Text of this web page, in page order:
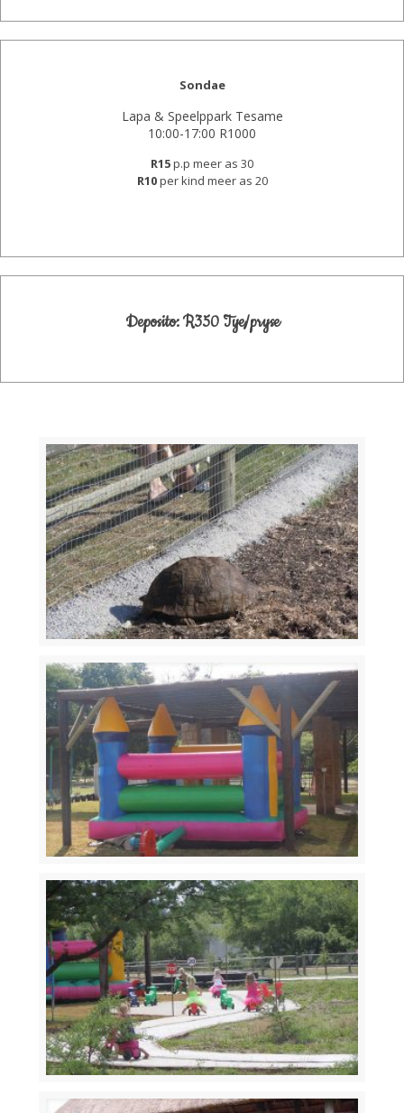
Sondae
Lapa & Speelppark Tesame
10:00-17:00 R1000
R15p.p meer as 30
R10per kind meer as 20
Deposito: R350 Tye/pryse